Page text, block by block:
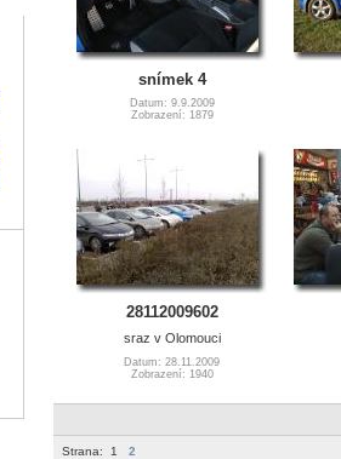
snímek 4
Datum: 9.9.2009
Zobrazení: 1879
28112009602
sraz v Olomouci
Datum: 28.11.2009
Zobrazení: 1940
Strana: 1 2